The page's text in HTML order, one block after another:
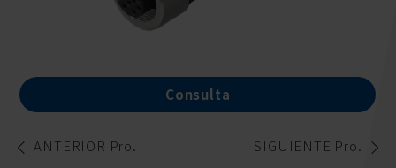
Consulta
ANTERIOR Pro. SIGUIENTE Pro.